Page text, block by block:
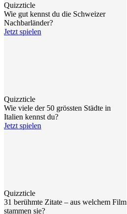
Quizzticle
Wie gut kennst du die Schweizer
Nachbarländer?
Jetzt spielen
Quizzticle
Wie viele der 50 grössten Städte in
Italien kennst du?
Jetzt spielen
Quizzticle
31 berühmte Zitate – aus welchem Film
stammen sie?